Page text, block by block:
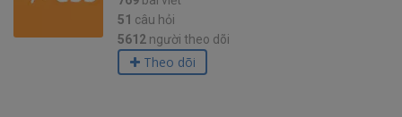
51 câu hỏi
5612 người theo dõi
Theo dõi